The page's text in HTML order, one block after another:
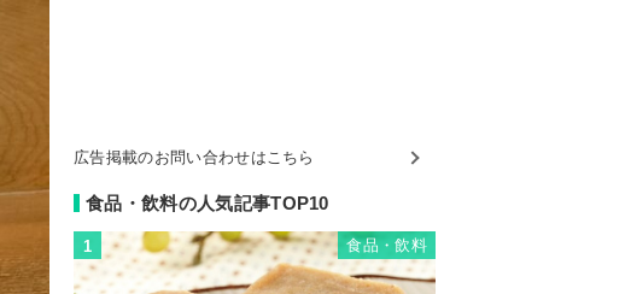
広告掲載のお問い合わせはこちら
食品・飲料の人気記事TOP10
1 食品・飲料